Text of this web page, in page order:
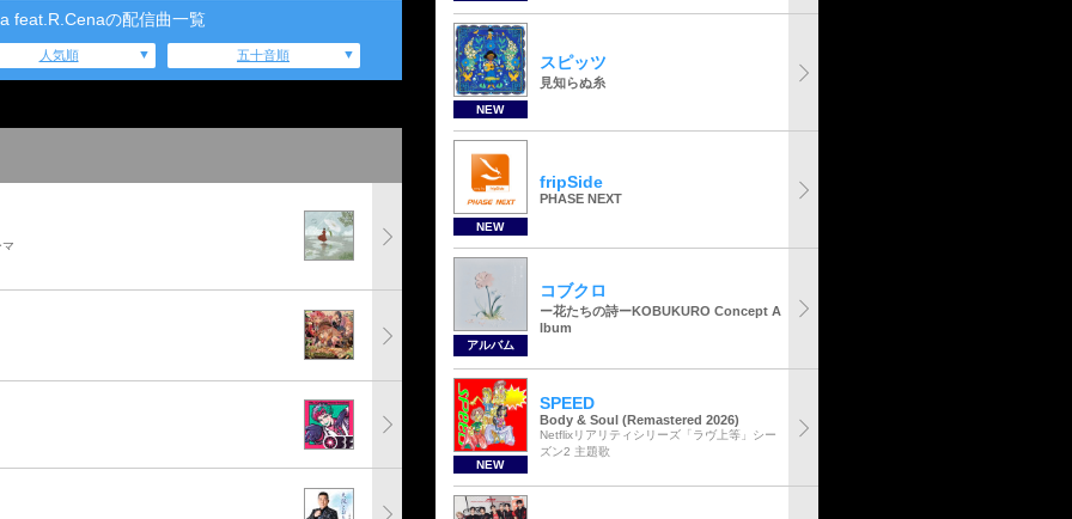
feat.R.Cenaの配信曲一覧
人気順 五十音順
NEW
スピッツ
見知らぬ糸
NEW
fripSide
PHASE NEXT
アルバム
コブクロ
ー花たちの詩ーKOBUKURO Concept A
lbum
NEW
SPEED
Body & Soul (Remastered 2026)
Netflixリアリティシリーズ「ラヴ上等」シー
ズン2 主題歌